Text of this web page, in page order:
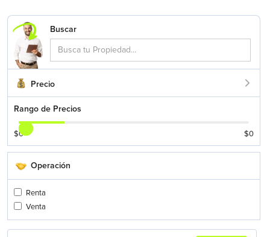
Buscar
Precio
Rango de Precios
$0 $0
Operación
Renta
Venta